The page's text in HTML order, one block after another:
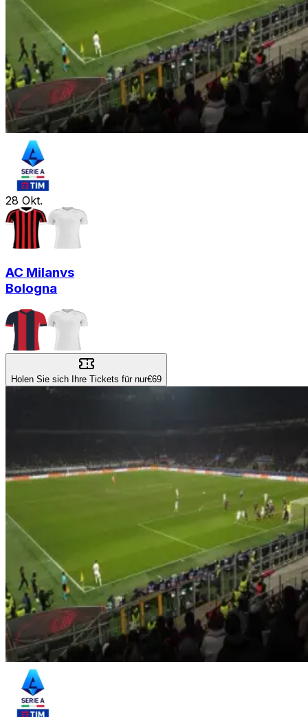
28 Okt.
AC Milanvs
Bologna
Holen Sie sich Ihre Tickets für nur€69